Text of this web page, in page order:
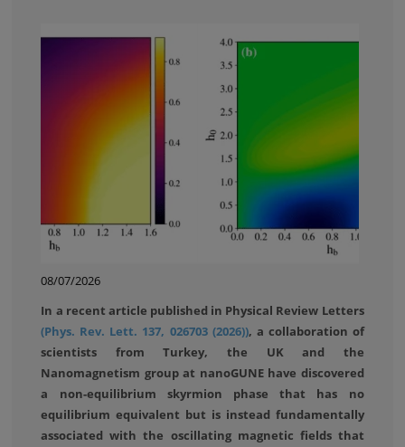
08/07/2026
In a recent article published in Physical Review Letters
(Phys. Rev. Lett. 137, 026703 (2026)), a collaboration of
scientists from Turkey, the UK and the
Nanomagnetism group at nanoGUNE have discovered
a non-equilibrium skyrmion phase that has no
equilibrium equivalent but is instead fundamentally
associated with the oscillating magnetic fields that